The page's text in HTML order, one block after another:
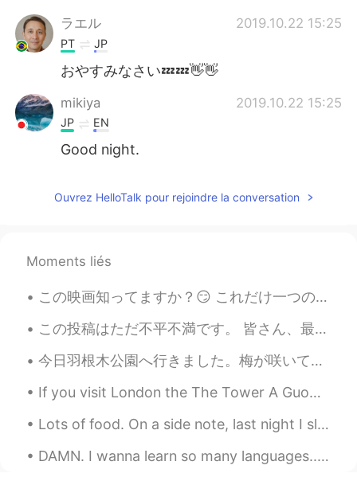
ラエル 2019.10.22 15:25
PT JP
おやすみなさい💤💤👋👋
mikiya 2019.10.22 15:25
JP EN
Good night.
Ouvrez HelloTalk pour rejoindre la conversation
Moments liés
この映画知ってますか？😏 これだけ一つのスタジオジブリの映画を見た。 面白いくて深い意味ありげな映画と思った。 人間の世界と自然界が喧嘩している話はこの頃多い言ってます。でもこの映画によるそんな...
この投稿はただ不平不満です。 皆さん、最近この投稿がfeaturedになりました。見たことがありましたか？この写真は綺麗でしょう？しかし、そのユーザーはその写真を撮らなくてみんなが騙されました...
今日羽根木公園へ行きました。梅が咲いています！動画も作りました。 https://vt.tiktok.com/ZSJRey4RT/ I went to Hanegi Park today. ...
If you visit London the The Tower A Guoman Hotel has pretty cool views of Tower Bridge. I slept w...
Lots of food. On a side note, last night I slept for like 7 hours and then after breakfast, I sle...
DAMN. I wanna learn so many languages... Spanish, Portuguese, Bulgarian, Russian, Arabic, French,...